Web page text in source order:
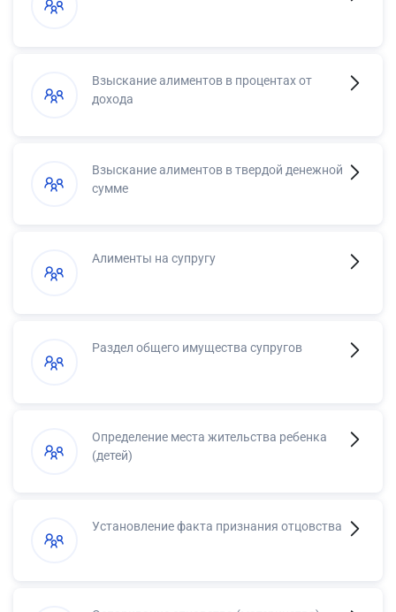
Взыскание алиментов в процентах от
дохода
Взыскание алиментов в твердой денежной
сумме
Алименты на супругу
Раздел общего имущества супругов
Определение места жительства ребенка
(детей)
Установление факта признания отцовства